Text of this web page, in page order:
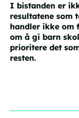
I bistanden er
resultatene som
handler ikke om
om å gi barn
prioritere det
resten.